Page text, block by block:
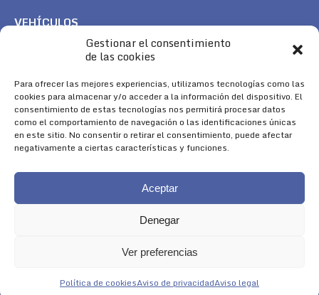
Gestionar el consentimiento
de las cookies
Para ofrecer las mejores experiencias, utilizamos tecnologías como las
cookies para almacenar y/o acceder a la información del dispositivo. El
consentimiento de estas tecnologías nos permitirá procesar datos
como el comportamiento de navegación o las identificaciones únicas
en este sitio. No consentir o retirar el consentimiento, puede afectar
negativamente a ciertas características y funciones.
Aceptar
Denegar
Ver preferencias
Política de cookiesAviso de privacidadAviso legal
VEHÍCULOS
TREK
SÍGUENOS
Encuéntranos en:
Facebook
page
YouTube
page
Instagram
page
Aviso Legal|Política de Cookies